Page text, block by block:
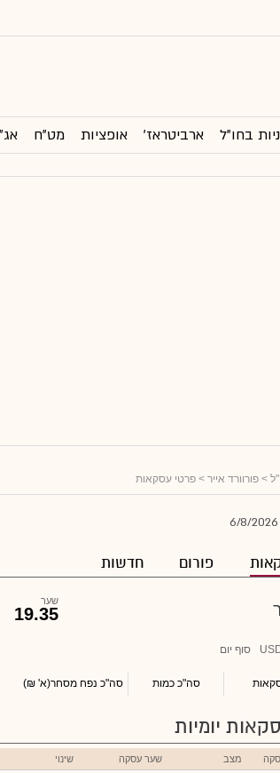
בחו"ל ארביטראז' אופציות מט"ח
> פורוורד אייר > פרטי עסקאות
6/8/2026
פורום חדשות
סוף יום
שער
19.35
סה"כ כמות סה"כ נפח מסחר(א' ₪)
יומיות
מצב שער עסקה שינוי